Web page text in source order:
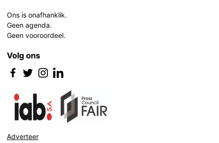
Ons is onafhanklik.
Geen agenda.
Geen vooroordeel.
Volg ons
Adverteer